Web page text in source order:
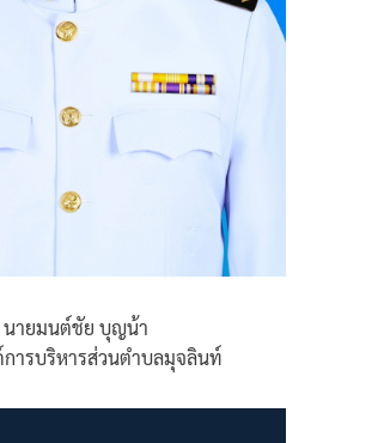
นายมนต์ชัย บุญน้า
การบริหารส่วนตำบลมุจลินท์